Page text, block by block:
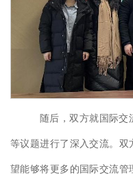
随后，双方就国际交
等议题进行了深入交流。
望能够将更多的国际交流管